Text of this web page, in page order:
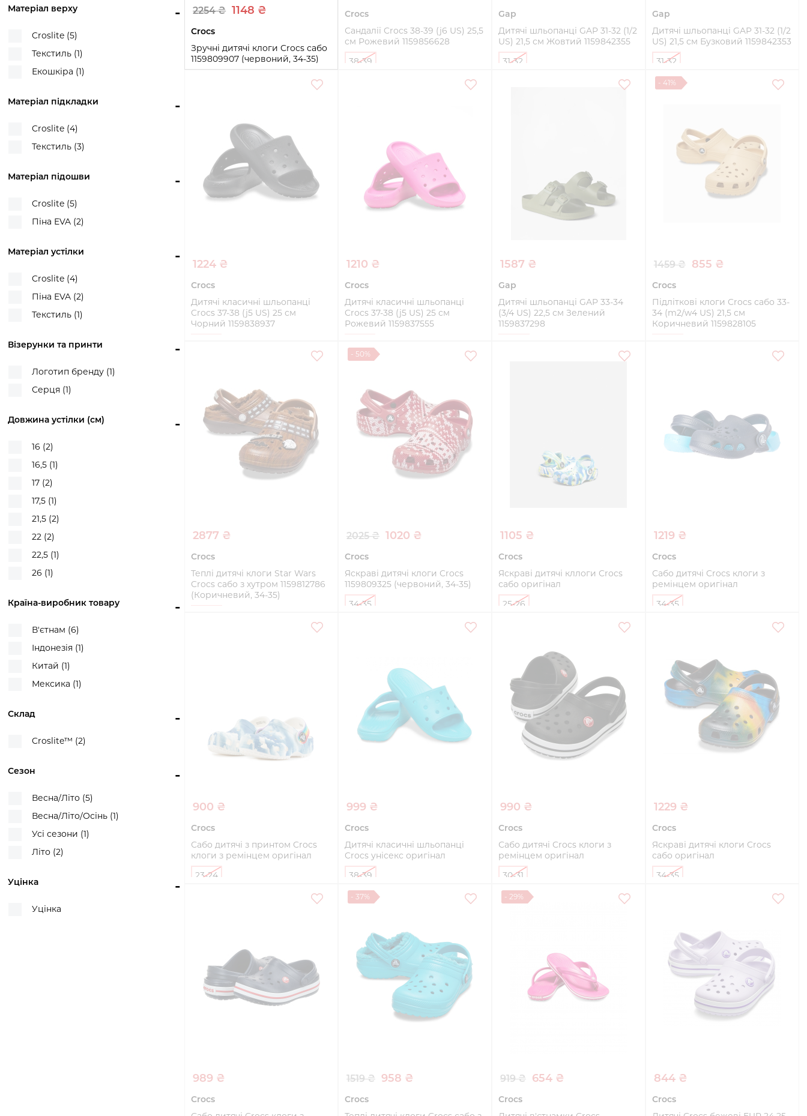
-
Матеріал верху
Croslite (5)
Текстиль (1)
Екошкіра (1)
-
Матеріал підкладки
Croslite (4)
Текстиль (3)
-
Матеріал підошви
Croslite (5)
Піна EVA (2)
-
Матеріал устілки
Croslite (4)
Піна EVA (2)
Текстиль (1)
-
Візерунки та принти
Логотип бренду (1)
Серця (1)
-
Довжина устілки (см)
16 (2)
16,5 (1)
17 (2)
17,5 (1)
21,5 (2)
22 (2)
22,5 (1)
26 (1)
-
Країна-виробник товару
В'єтнам (6)
Індонезія (1)
Китай (1)
Мексика (1)
-
Склад
Croslite™ (2)
-
Сезон
Весна/Літо (5)
Весна/Літо/Осінь (1)
Усі сезони (1)
Літо (2)
-
Уцінка
Уцінка
2254 ₴ 1148 ₴
Crocs
Зручні дитячі клоги Crocs сабо
1159809907 (червоний, 34-35)
Crocs
Сандалії Crocs 38-39 (j6 US) 25,5
см Рожевий 1159856628
38-39
Gap
Дитячі шльопанці GAP 31-32 (1/2
US) 21,5 см Жовтий 1159842355
31-32
Gap
Дитячі шльопанці GAP 31-32 (1/2
US) 21,5 см Бузковий 1159842353
31-32
1224 ₴
Crocs
Дитячі класичні шльопанці
Crocs 37-38 (j5 US) 25 см
Чорний 1159838937
1210 ₴
Crocs
Дитячі класичні шльопанці
Crocs 37-38 (j5 US) 25 см
Рожевий 1159837555
1587 ₴
Gap
Дитячі шльопанці GAP 33-34
(3/4 US) 22,5 см Зелений
1159837298
- 41%
1459 ₴ 855 ₴
Crocs
Підліткові клоги Crocs сабо 33-
34 (m2/w4 US) 21,5 см
Коричневий 1159828105
2877 ₴
Crocs
Теплі дитячі клоги Star Wars
Crocs сабо з хутром 1159812786
(Коричневий, 34-35)
- 50%
2025 ₴ 1020 ₴
Crocs
Яскраві дитячі клоги Crocs
1159809325 (червоний, 34-35)
34-35
1105 ₴
Crocs
Яскраві дитячі кллоги Crocs
сабо оригінал
25-26
1219 ₴
Crocs
Сабо дитячі Crocs клоги з
ремінцем оригінал
34-35
900 ₴
Crocs
Сабо дитячі з принтом Crocs
клоги з ремінцем оригінал
23-24
999 ₴
Crocs
Дитячі класичні шльопанці
Crocs унісекс оригінал
38-39
990 ₴
Crocs
Сабо дитячі Crocs клоги з
ремінцем оригінал
30-31
1229 ₴
Crocs
Яскраві дитячі клоги Crocs
сабо оригінал
34-35
989 ₴
Crocs
- 37%
1519 ₴ 958 ₴
Crocs
- 29%
919 ₴ 654 ₴
Crocs
844 ₴
Crocs